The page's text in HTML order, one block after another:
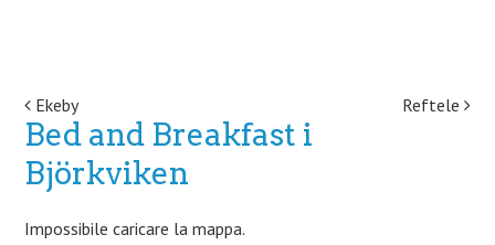
Post navigation
Ekeby Reftele
Bed and Breakfast i
Björkviken
Impossibile caricare la mappa.